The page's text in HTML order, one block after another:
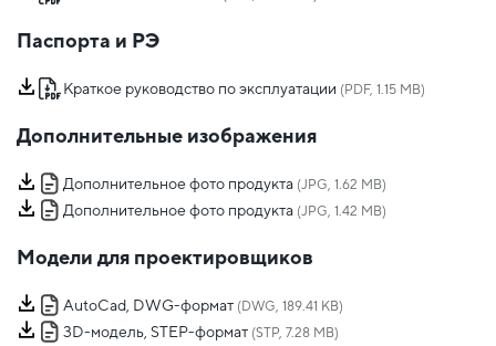
Паспорта и РЭ
Краткое руководство по эксплуатации (PDF, 1.15 MB)
Дополнительные изображения
Дополнительное фото продукта (JPG, 1.62 MB)
Дополнительное фото продукта (JPG, 1.42 MB)
Модели для проектировщиков
AutoCad, DWG-формат (DWG, 189.41 KB)
3D-модель, STEP-формат (STP, 7.28 MB)